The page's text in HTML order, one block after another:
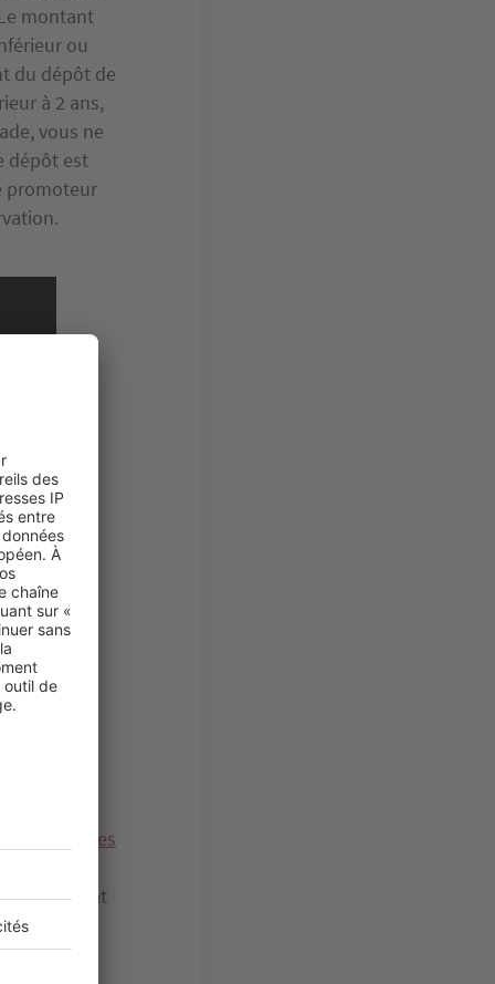
montant
ou
du dépôt de
à 2 ans,
vous ne
dépôt est
promoteur
du
des
l’acte
du contrat
à
des